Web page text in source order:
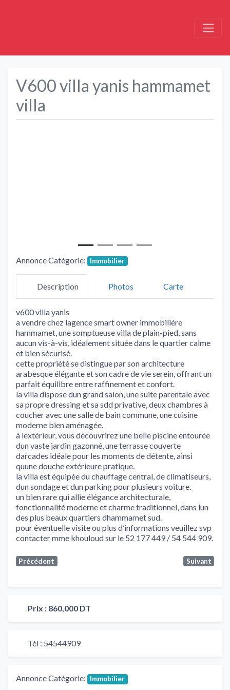
V600 villa yanis hammamet
villa
Annonce Catégorie: Immobilier
Description Photos Carte
v600 villa yanis
a vendre chez lagence smart owner immobilière
hammamet, une somptueuse villa de plain-pied, sans
aucun vis-à-vis, idéalement située dans le quartier calme
et bien sécurisé.
cette propriété se distingue par son architecture
arabesque élégante et son cadre de vie serein, offrant un
parfait équilibre entre raffinement et confort.
la villa dispose dun grand salon, une suite parentale avec
sa propre dressing et sa sdd privative, deux chambres à
coucher avec une salle de bain commune, une cuisine
moderne bien aménagée.
à lextérieur, vous découvrirez une belle piscine entourée
dun vaste jardin gazonné, une terrasse couverte
darcades idéale pour les moments de détente, ainsi
quune douche extérieure pratique.
la villa est équipée du chauffage central, de climatiseurs,
dun sondage et dun parking pour plusieurs voiture.
un bien rare qui allie élégance architecturale,
fonctionnalité moderne et charme traditionnel, dans lun
des plus beaux quartiers dhammamet sud.
pour éventuelle visite ou plus d’informations veuillez svp
contacter mme khouloud sur le 52 177 449 / 54 544 909.
Précédent Suivant
Prix : 860,000 DT
Tél : 54544909
Annonce Catégorie: Immobilier